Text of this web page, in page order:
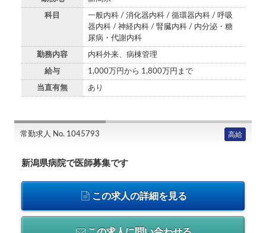
科目
一般内科 / 消化器内科 / 循環器内科 / 呼吸
器内科 / 神経内科 / 腎臓内科 / 内分泌・糖
尿病・代謝内科
勤務内容 内科外来、病棟管理
給与 1,000万円から 1,800万円まで
当直有無 あり
常勤求人 No. 1045793 高給
新潟県病院で医師募集です
この求人の詳細を見る